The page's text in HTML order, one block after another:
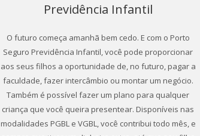
Previdência Infantil
O futuro começa amanhã bem cedo. E com o Porto
Seguro Previdência Infantil, você pode proporcionar
aos seus filhos a oportunidade de, no futuro, pagar a
faculdade, fazer intercâmbio ou montar um negócio.
Também é possível fazer um plano para qualquer
criança que você queira presentear. Disponíveis nas
modalidades PGBL e VGBL, você contribui todo mês, e